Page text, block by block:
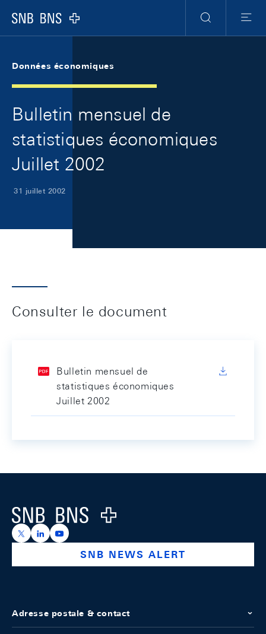
Logo
RechercheMenu
Données économiques
Bulletin mensuel de
statistiques économiques
Juillet 2002
31 juillet 2002
Consulter le document
Bulletin mensuel de
statistiques économiques
Juillet 2002
Logo
https://x.com/snb_bns
https://ch.linkedin.com/company/swiss-national-
https://www.youtube.com/@swissnationalbank
SNB NEWS ALERT
Adresse postale & contact